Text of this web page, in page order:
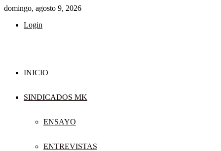
domingo, agosto 9, 2026
Login
INICIO
SINDICADOS MK
ENSAYO
ENTREVISTAS